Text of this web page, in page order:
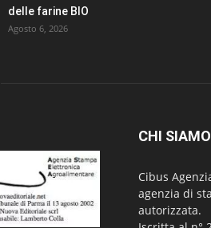
delle farine BIO
Agosto 6, 2026
CHI SIAMO
Cibus
agenzia di
autorizzata.